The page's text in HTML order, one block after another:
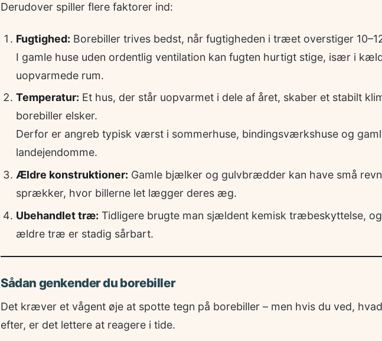
Derudover spiller flere faktorer ind:
Fugtighed: Borebiller trives bedst, når fugtigheden i træet overstiger
I gamle huse uden ordentlig ventilation kan fugten hurtigt stige, især i
uopvarmede rum.
Temperatur: Et hus, der står uopvarmet i dele af året, skaber et stabilt
borebiller elsker.
Derfor er angreb typisk værst i sommerhuse, bindingsværkshuse og
landejendomme.
Ældre konstruktioner: Gamle bjælker og gulvbrædder kan have små
sprækker, hvor billerne let lægger deres æg.
Ubehandlet træ: Tidligere brugte man sjældent kemisk træbeskyttelse,
ældre træ er stadig sårbart.
Sådan genkender du borebiller
Det kræver et vågent øje at spotte tegn på borebiller – men hvis du ved,
efter, er det lettere at reagere i tide.